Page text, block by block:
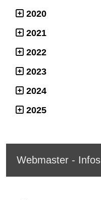
2020
2021
2022
2023
2024
2025
Webmaster - Infos